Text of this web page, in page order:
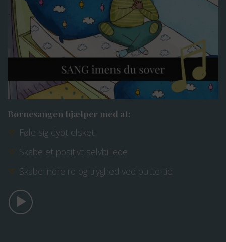
Børnesangen hjælper med at:
Føle sig dybt elsket
Skabe et positivt selvbillede
Skabe indre ro og tryghed ved putte-tid